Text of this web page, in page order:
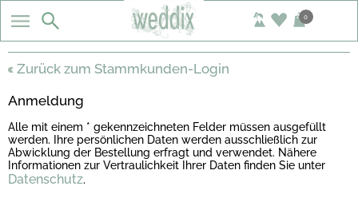
0
Zurück zum Stammkunden-Login
Anmeldung
Alle mit einem * gekennzeichneten Felder müssen ausgefüllt
werden. Ihre persönlichen Daten werden ausschließlich zur
Abwicklung der Bestellung erfragt und verwendet. Nähere
Informationen zur Vertraulichkeit Ihrer Daten finden Sie unter
Datenschutz.